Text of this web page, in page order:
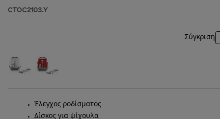
CTOC2103.Y
Σύγκριση
Έλεγχος ροδίσματος
Δίσκος για ψίχουλα